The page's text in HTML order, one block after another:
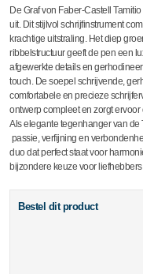
De Graf von Faber-Castell
uit. Dit stijlvol schrijfinstrument
krachtige uitstraling. Het diep
ribbelstructuur geeft de pen een
afgewerkte details en
touch. De soepel schrijvende,
comfortabele en precieze
ontwerp compleet en zorgt
Als elegante tegenhanger van de
passie, verfijning en
duo dat perfect staat voor
bijzondere keuze voor
Bestel dit product